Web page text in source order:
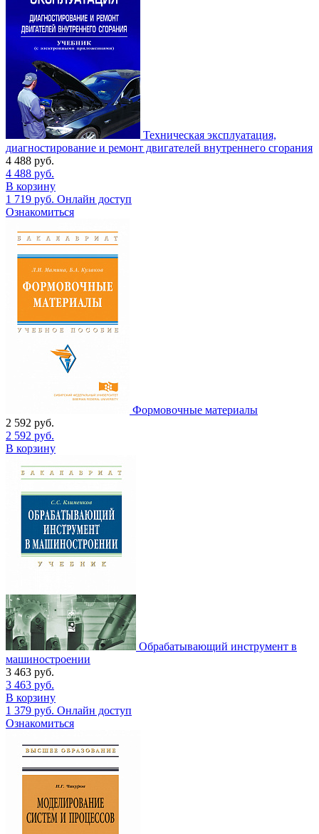
Техническая эксплуатация,
диагностирование и ремонт двигателей внутреннего сгорания
4 488 руб.
4 488 руб.
В корзину
1 719 руб. Онлайн доступ
Ознакомиться
Формовочные материалы
2 592 руб.
2 592 руб.
В корзину
Обрабатывающий инструмент в
машиностроении
3 463 руб.
3 463 руб.
В корзину
1 379 руб. Онлайн доступ
Ознакомиться